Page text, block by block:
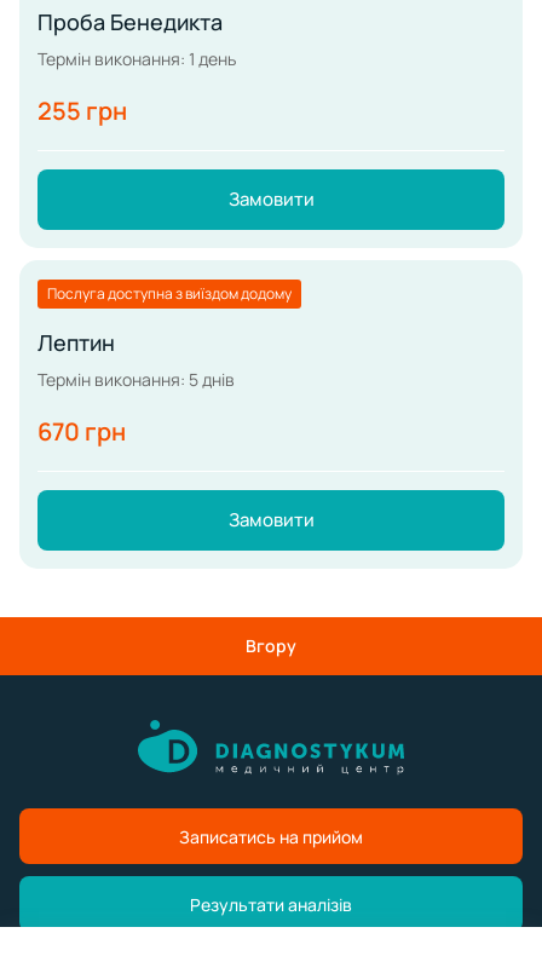
Проба Бенедикта
Термін виконання: 1 день
255 грн
Замовити
Послуга доступна з виїздом додому
Лептин
Термін виконання: 5 днів
670 грн
Замовити
Вгору
Записатись на прийом
Результати аналізів